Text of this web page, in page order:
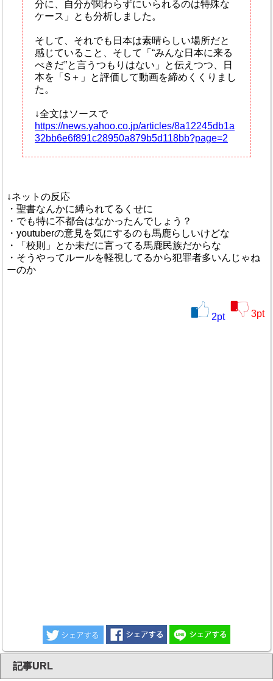
分に、自分が関わらずにいられるのは特殊な
ケース」とも分析しました。
そして、それでも日本は素晴らしい場所だと
感じていること、そして「“みんな日本に来る
べきだ”と言うつもりはない」と伝えつつ、日
本を「S＋」と評価して動画を締めくくりまし
た。
↓全文はソースで
https://news.yahoo.co.jp/articles/8a12245db1a
32bb6e6f891c28950a879b5d118bb?page=2
↓ネットの反応
・聖書なんかに縛られてるくせに
・でも特に不都合はなかったんでしょう？
・youtuberの意見を気にするのも馬鹿らしいけどな
・「校則」とか未だに言ってる馬鹿民族だからな
・そうやってルールを軽視してるから犯罪者多いんじゃね
ーのか
2pt 3pt
記事URL